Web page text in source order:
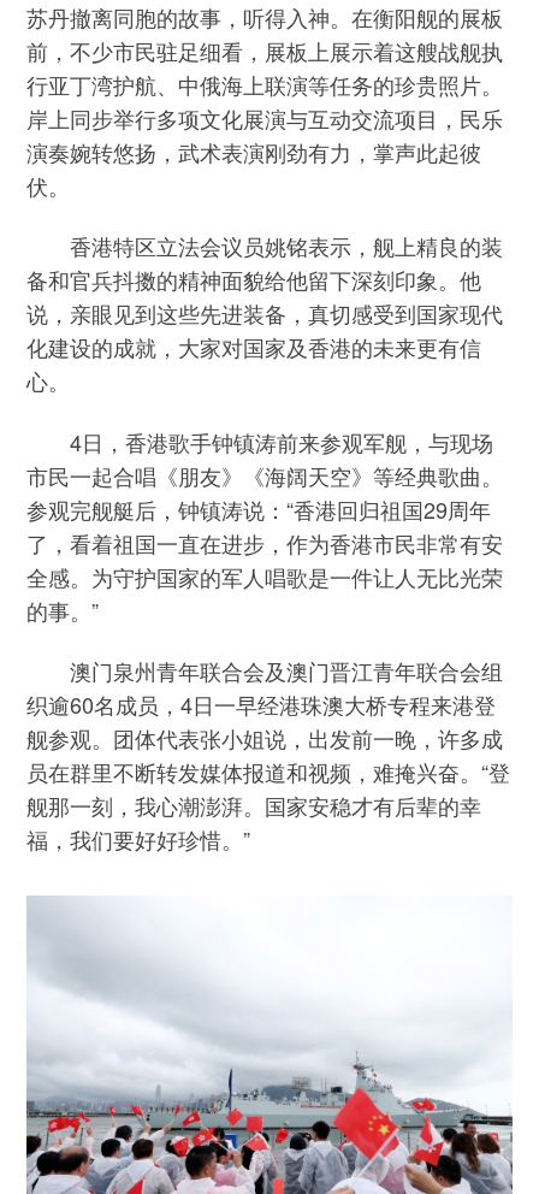
苏丹撤离同胞的故事，听得入神。在衡阳舰的展板
前，不少市民驻足细看，展板上展示着这艘战舰执
行亚丁湾护航、中俄海上联演等任务的珍贵照片。
岸上同步举行多项文化展演与互动交流项目，民乐
演奏婉转悠扬，武术表演刚劲有力，掌声此起彼
伏。
香港特区立法会议员姚铭表示，舰上精良的装
备和官兵抖擞的精神面貌给他留下深刻印象。他
说，亲眼见到这些先进装备，真切感受到国家现代
化建设的成就，大家对国家及香港的未来更有信
心。
4日，香港歌手钟镇涛前来参观军舰，与现场
市民一起合唱《朋友》《海阔天空》等经典歌曲。
参观完舰艇后，钟镇涛说：“香港回归祖国29周年
了，看着祖国一直在进步，作为香港市民非常有安
全感。为守护国家的军人唱歌是一件让人无比光荣
的事。”
澳门泉州青年联合会及澳门晋江青年联合会组
织逾60名成员，4日一早经港珠澳大桥专程来港登
舰参观。团体代表张小姐说，出发前一晚，许多成
员在群里不断转发媒体报道和视频，难掩兴奋。“登
舰那一刻，我心潮澎湃。国家安稳才有后辈的幸
福，我们要好好珍惜。”